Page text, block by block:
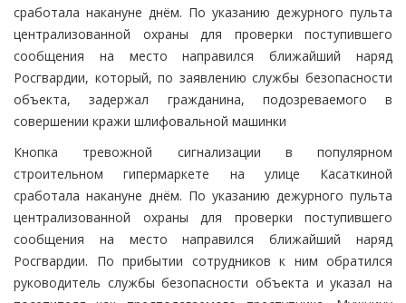
сработала накануне днём. По указанию дежурного пульта
централизованной охраны для проверки поступившего
сообщения на место направился ближайший наряд
Росгвардии, который, по заявлению службы безопасности
объекта, задержал гражданина, подозреваемого в
совершении кражи шлифовальной машинки
Кнопка тревожной сигнализации в популярном
строительном гипермаркете на улице Касаткиной
сработала накануне днём. По указанию дежурного пульта
централизованной охраны для проверки поступившего
сообщения на место направился ближайший наряд
Росгвардии. По прибытии сотрудников к ним обратился
руководитель службы безопасности объекта и указал на